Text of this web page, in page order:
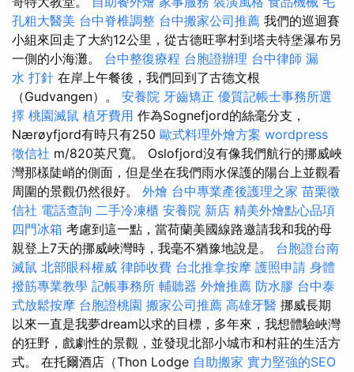
孔粗大醫美 台中脊椎調整 台中搬家公司推薦 我們的巡迴賽
小組來回走了大約12公里，從古德旺寧村到塔夫特堡瀑布另
一側的小海灘。 台中整復療程 台胞證辦理 台中律師 漏
水 打針 在岸上午餐後，我們回到了古德文根
（Gudvangen）。 安養院 牙齒矯正 優質記帳士事務所選
擇 桃園滅鼠 植牙費用 作為Sognefjord的絲毫分支，
Nærøyfjord有時只有250 歐式料理外燴方案 wordpress
徵信社 m/820英尺寬。 Oslofjord沒有像我們航行的挪威峽
灣那樣陡峭的側面，但是坐在我們雨水保護的陽台上並觀看
周圍的景觀仍然很好。 外燴 台中專業產後護理之家 苗栗徵
信社 電話查詢 二手冷凍櫃 安養院 新店 精美外燴點心品項
四門冰箱 考慮到這一點，當荷蘭美國線路邀請我和我的母
親登上7天的挪威峽灣時，我毫不猶豫地說是。 台胞證台南
滅鼠 北部眼科權威 律師收費 台北推拿按摩 護照申請 身體
撥筋專業教學 記帳事務所 輔聽器 外燴推薦 防水膠 台中泰
式放鬆按摩 台胞證桃園 搬家公司推薦 高雄牙醫 挪威長期
以來一直是我夢dream以求的目標，多年來，我想體驗峽灣
的狂野，戲劇性的景觀，並發現北部小城市和村莊的生活方
式。 在托爾酒店（Thon Lodge 自助搬家 實力堅強的SEO